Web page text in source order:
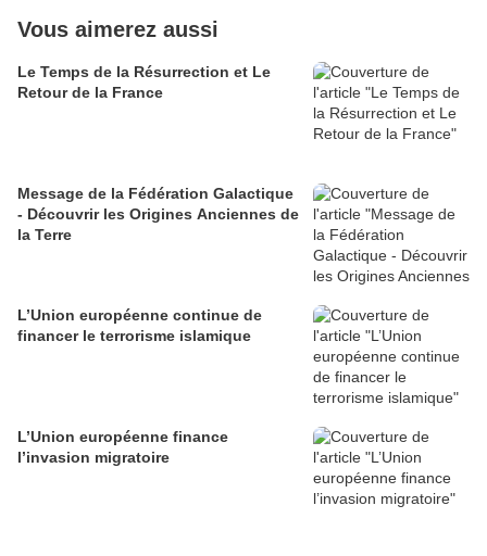
Vous aimerez aussi
Le Temps de la Résurrection et Le
Retour de la France
Message de la Fédération Galactique
- Découvrir les Origines Anciennes de
la Terre
L’Union européenne continue de
financer le terrorisme islamique
L’Union européenne finance
l’invasion migratoire